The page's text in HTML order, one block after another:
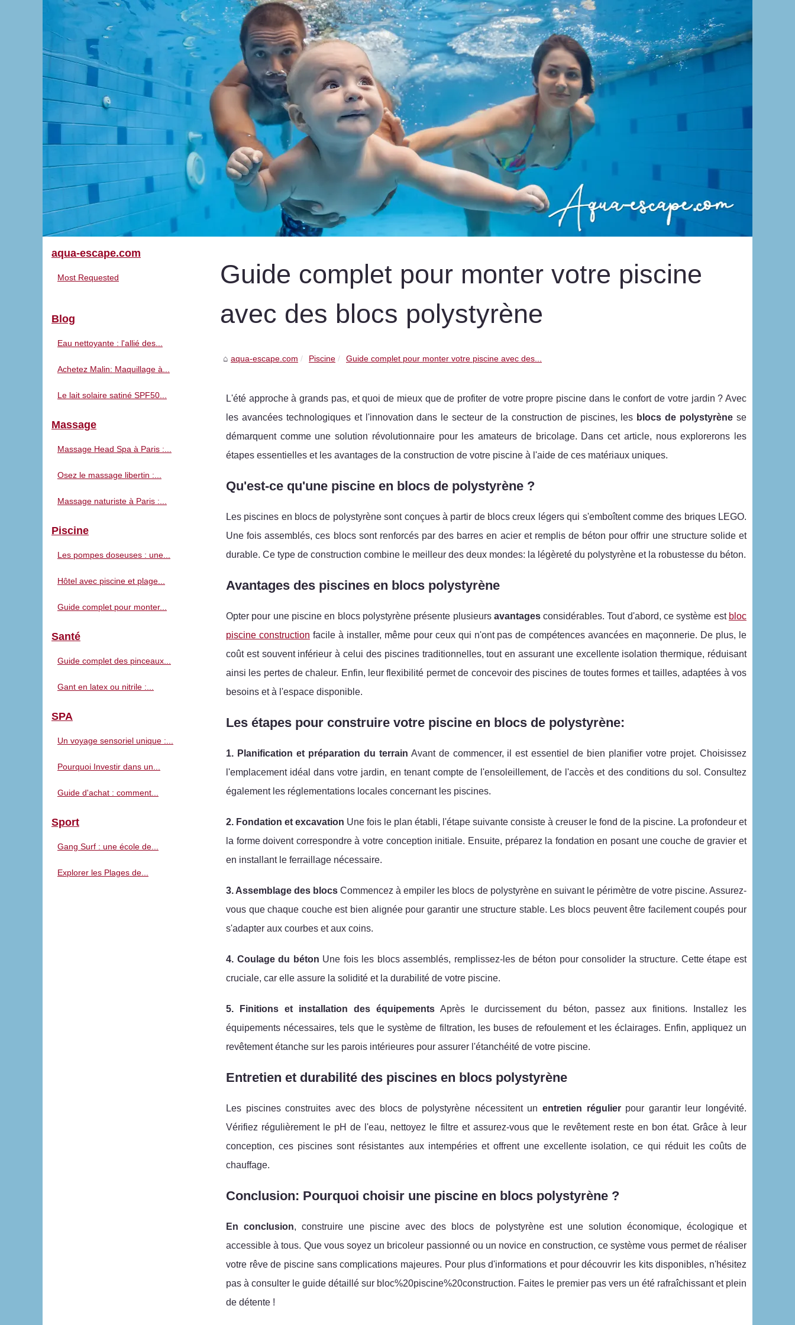
Guide complet pour monter votre piscine
avec des blocs polystyrène
aqua-escape.com Piscine Guide complet pour monter votre piscine avec des...
L'été approche à grands pas, et quoi de mieux que de profiter de votre propre piscine dans le confort de votre jardin ? Avec
les avancées technologiques et l'innovation dans le secteur de la construction de piscines, les blocs de polystyrène se
démarquent comme une solution révolutionnaire pour les amateurs de bricolage. Dans cet article, nous explorerons les
étapes essentielles et les avantages de la construction de votre piscine à l'aide de ces matériaux uniques.
Qu'est-ce qu'une piscine en blocs de polystyrène ?
Les piscines en blocs de polystyrène sont conçues à partir de blocs creux légers qui s'emboîtent comme des briques LEGO.
Une fois assemblés, ces blocs sont renforcés par des barres en acier et remplis de béton pour offrir une structure solide et
durable. Ce type de construction combine le meilleur des deux mondes: la légèreté du polystyrène et la robustesse du béton.
Avantages des piscines en blocs polystyrène
Opter pour une piscine en blocs polystyrène présente plusieurs avantagesconsidérables. Tout d'abord, ce système est bloc
piscine construction facile à installer, même pour ceux qui n'ont pas de compétences avancées en maçonnerie. De plus, le
coût est souvent inférieur à celui des piscines traditionnelles, tout en assurant une excellente isolation thermique, réduisant
ainsi les pertes de chaleur. Enfin, leur flexibilité permet de concevoir des piscines de toutes formes et tailles, adaptées à vos
besoins et à l'espace disponible.
Les étapes pour construire votre piscine en blocs de polystyrène:
1. Planification et préparation du terrain Avant de commencer, il est essentiel de bien planifier votre projet. Choisissez
l'emplacement idéal dans votre jardin, en tenant compte de l'ensoleillement, de l'accès et des conditions du sol. Consultez
également les réglementations locales concernant les piscines.
2. Fondation et excavation Une fois le plan établi, l'étape suivante consiste à creuser le fond de la piscine. La profondeur et
la forme doivent correspondre à votre conception initiale. Ensuite, préparez la fondation en posant une couche de gravier et
en installant le ferraillage nécessaire.
3. Assemblage des blocs Commencez à empiler les blocs de polystyrène en suivant le périmètre de votre piscine. Assurez-
vous que chaque couche est bien alignée pour garantir une structure stable. Les blocs peuvent être facilement coupés pour
s'adapter aux courbes et aux coins.
4. Coulage du béton Une fois les blocs assemblés, remplissez-les de béton pour consolider la structure. Cette étape est
cruciale, car elle assure la solidité et la durabilité de votre piscine.
5. Finitions et installation des équipements Après le durcissement du béton, passez aux finitions. Installez les
équipements nécessaires, tels que le système de filtration, les buses de refoulement et les éclairages. Enfin, appliquez un
revêtement étanche sur les parois intérieures pour assurer l'étanchéité de votre piscine.
Entretien et durabilité des piscines en blocs polystyrène
Les piscines construites avec des blocs de polystyrène nécessitent un entretien régulierpour garantir leur longévité.
Vérifiez régulièrement le pH de l'eau, nettoyez le filtre et assurez-vous que le revêtement reste en bon état. Grâce à leur
conception, ces piscines sont résistantes aux intempéries et offrent une excellente isolation, ce qui réduit les coûts de
chauffage.
Conclusion: Pourquoi choisir une piscine en blocs polystyrène ?
En conclusion, construire une piscine avec des blocs de polystyrène est une solution économique, écologique et
accessible à tous. Que vous soyez un bricoleur passionné ou un novice en construction, ce système vous permet de réaliser
votre rêve de piscine sans complications majeures. Pour plus d'informations et pour découvrir les kits disponibles, n'hésitez
pas à consulter le guide détaillé sur bloc%20piscine%20construction. Faites le premier pas vers un été rafraîchissant et plein
de détente !
aqua-escape.com
Most Requested
Blog
Eau nettoyante : l'allié des...
Achetez Malin: Maquillage à...
Le lait solaire satiné SPF50...
Massage
Massage Head Spa à Paris :...
Osez le massage libertin :...
Massage naturiste à Paris :...
Piscine
Les pompes doseuses : une...
Hôtel avec piscine et plage...
Guide complet pour monter...
Santé
Guide complet des pinceaux...
Gant en latex ou nitrile :...
SPA
Un voyage sensoriel unique :...
Pourquoi Investir dans un...
Guide d'achat : comment...
Sport
Gang Surf : une école de...
Explorer les Plages de...